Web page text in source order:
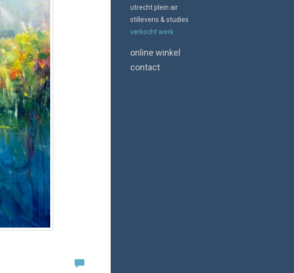
utrecht plein air
stillevens & studies
verkocht werk
online winkel
contact